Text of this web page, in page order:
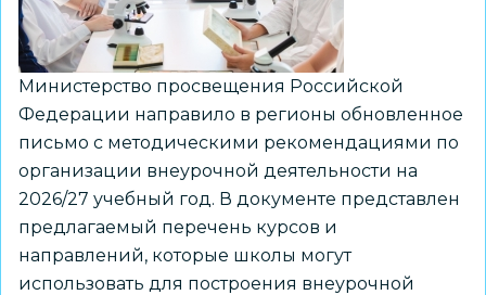
региональном
конкурсе
«ПРО
Большие
вызовы»
Министерство просвещения Российской
Федерации направило в регионы обновленное
письмо с методическими рекомендациями по
организации внеурочной деятельности на
2026/27 учебный год. В документе представлен
предлагаемый перечень курсов и
направлений, которые школы могут
использовать для построения внеурочной